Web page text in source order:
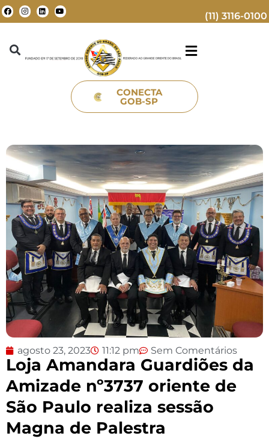
(11) 3116-0100
CONECTA
GOB-SP
agosto 23, 2023 11:12 pm Sem Comentários
Loja Amandara Guardiões da
Amizade nº3737 oriente de
São Paulo realiza sessão
Magna de Palestra